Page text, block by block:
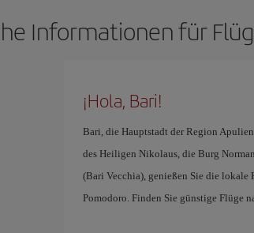
Informationen für
¡Hola, Bari!
Bari, die Hauptstadt der Region
des Heiligen Nikolaus, die Burg
(Bari Vecchia), genießen Sie die lokale
Pomodoro. Finden Sie günstige Flüge